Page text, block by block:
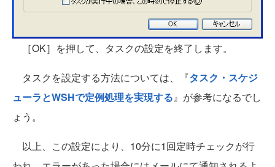
［OK］を押して、タスクの設定を終了します。
タスクを設定する方法については、『タスク・スケジ
ューラとWSHで定例処理を実現する 』が参考になるでし
ょう。
以上、この設定により、10分に1回定時チェックが行